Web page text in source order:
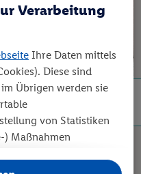
Plüsch
Verarbeitung
Ihre Daten mittels
Diese sind
Übrigen werden sie
von Statistiken
) Maßnahmen
Schutzniveau